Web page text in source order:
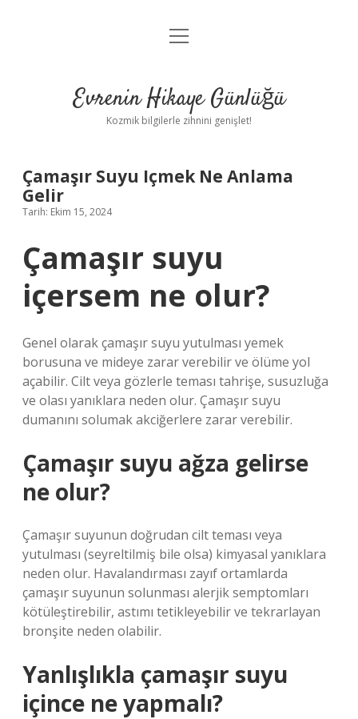
Anasayfa
Yasal Uyarı
menüyü
Evrenin Hikaye Günlüğü
Kozmik bilgilerle zihnini genişlet!
Çamaşır Suyu Içmek Ne Anlama
Gelir
Tarih: Ekim 15, 2024
Çamaşır suyu
içersem ne olur?
Genel olarak çamaşır suyu yutulması yemek
borusuna ve mideye zarar verebilir ve ölüme yol
açabilir. Cilt veya gözlerle teması tahrişe, susuzluğa
ve olası yanıklara neden olur. Çamaşır suyu
dumanını solumak akciğerlere zarar verebilir.
Çamaşır suyu ağza gelirse
ne olur?
Çamaşır suyunun doğrudan cilt teması veya
yutulması (seyreltilmiş bile olsa) kimyasal yanıklara
neden olur. Havalandırması zayıf ortamlarda
çamaşır suyunun solunması alerjik semptomları
kötüleştirebilir, astımı tetikleyebilir ve tekrarlayan
bronşite neden olabilir.
Yanlışlıkla çamaşır suyu
içince ne yapmalı?